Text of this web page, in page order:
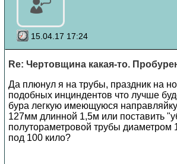
15.04.17 17:24
Re: Чертовщина какая-то.
Да плюнул я на трубы, праздник на
подобных инциндентов что лучше
бура легкую имеющуюся
127мм длинной 1,5м или поставить
полутораметровой трубы диаметром
под 100 кило?